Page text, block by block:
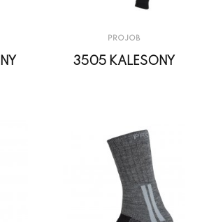
PROJOB
3505 KALESONY